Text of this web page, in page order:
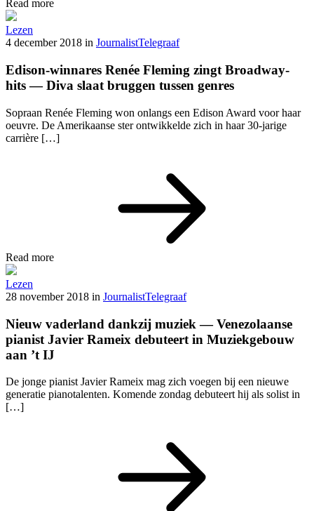
Read more
Lezen
4 december 2018 in JournalistTelegraaf
Edison-winnares Renée Fleming zingt Broadway-
hits — Diva slaat bruggen tussen genres
Sopraan Renée Fleming won onlangs een Edison Award voor haar
oeuvre. De Amerikaanse ster ontwikkelde zich in haar 30-jarige
carrière […]
Read more
Lezen
28 november 2018 in JournalistTelegraaf
Nieuw vaderland dankzij muziek — Venezolaanse
pianist Javier Rameix debuteert in Muziekgebouw
aan ’t IJ
De jonge pianist Javier Rameix mag zich voegen bij een nieuwe
generatie pianotalenten. Komende zondag debuteert hij als solist in
[…]